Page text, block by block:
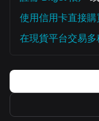
使用信用卡直接購
在現貨平台交易多